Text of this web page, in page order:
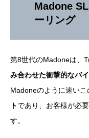
Madone
ーリング
第8世代のMadoneは、
み合わせた衝撃的なバ
Madoneのように速い
トであり、お客様が必
す。